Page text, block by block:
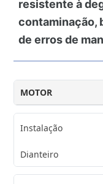
resistente à
contaminação,
de erros de
MOTOR
Instalação
Dianteiro